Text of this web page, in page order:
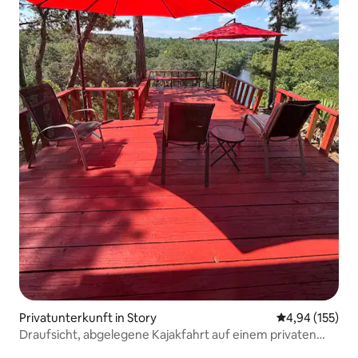
Privatunterkunft in Story
4,94 (155)
Draufsicht, abgelegene Kajakfahrt auf einem privaten